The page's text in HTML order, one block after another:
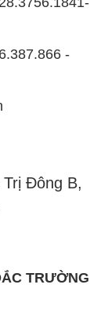
Đông B,
TRƯỜNG
hóa chất
cầu sử